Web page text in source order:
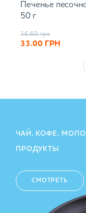
Печенье
50 г
36.60 грн
33.00 ГРН
ЧАЙ, КОФЕ,
ПРОДУКТЫ
СМОТРЕТЬ